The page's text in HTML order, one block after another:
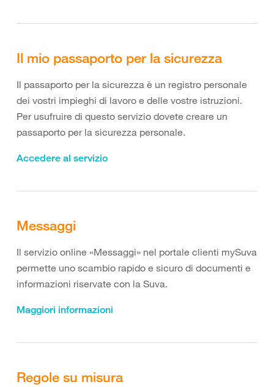
Il mio passaporto per la sicurezza
Il passaporto per la sicurezza è un registro personale
dei vostri impieghi di lavoro e delle vostre istruzioni.
Per usufruire di questo servizio dovete creare un
passaporto per la sicurezza personale.
Accedere al servizio
Messaggi
Il servizio online «Messaggi» nel portale clienti mySuva
permette uno scambio rapido e sicuro di documenti e
informazioni riservate con la Suva.
Maggiori informazioni
Regole su misura